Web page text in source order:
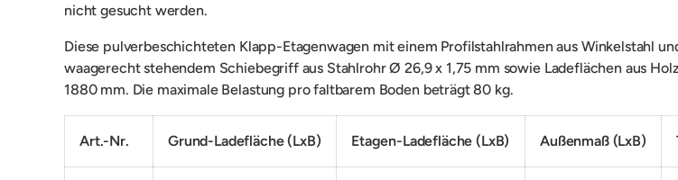
nicht gesucht werden.
Diese pulverbeschichteten Klapp-Etagenwagen mit einem Profilstahlrahmen aus Winkelstahl
waagerecht stehendem Schiebegriff aus StahlrohrØ 26,9 x 1,75 mm sowie Ladeflächen aus
1880 mm. Die maximale Belastung pro faltbarem Boden beträgt 80 kg.
Art.-Nr. Grund-Ladefläche (LxB) Etagen-Ladefläche (LxB) Außenmaß (LxB)